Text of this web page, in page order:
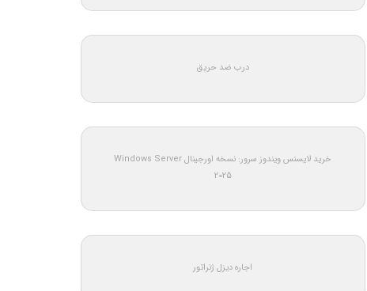
درب ضد حریق
خرید لایسنس ویندوز سرور: نسخه اورجینال Windows Server
2025
اجاره دیزل ژنراتور